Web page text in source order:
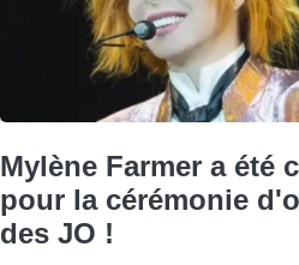
Mylène Farmer a été
pour la cérémonie
des JO !